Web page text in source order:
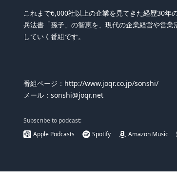
これまで6,000社以上の企業を見てきた経歴30年
兵法書「孫子」の智恵を、現代の企業経営や営
していく番組です。
番組ページ：http://www.joqr.co.jp/sonshi/
メール：sonshi@joqr.net
Subscribe to podcast:
Apple Podcasts
Spotify Amazon Music